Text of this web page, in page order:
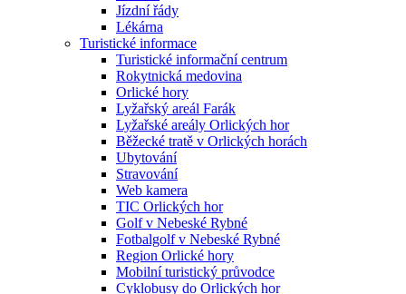
Jízdní řády
Lékárna
Turistické informace
Turistické informační centrum
Rokytnická medovina
Orlické hory
Lyžařský areál Farák
Lyžařské areály Orlických hor
Běžecké tratě v Orlických horách
Ubytování
Stravování
Web kamera
TIC Orlických hor
Golf v Nebeské Rybné
Fotbalgolf v Nebeské Rybné
Region Orlické hory
Mobilní turistický průvodce
Cyklobusy do Orlických hor